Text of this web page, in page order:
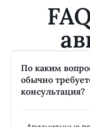
По каким
обычно
консультация?